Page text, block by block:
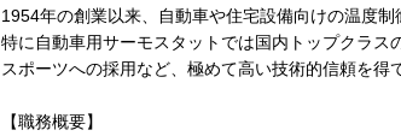
1954年の創業以来、自動車や住宅設備向けの温度
特に自動車用サーモスタットでは国内トップクラ
スポーツへの採用など、極めて高い技術的信頼を得
【職務概要】